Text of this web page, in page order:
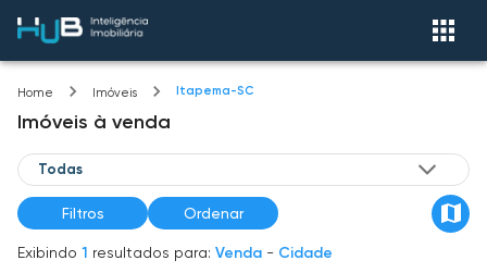
Home Imóveis Itapema-SC
Imóveis à venda
Filtros Ordenar
Exibindo 1 resultados para: Venda - Cidade